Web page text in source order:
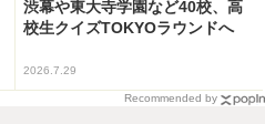
渋幕や東大寺学園など40校、高
校生クイズTOKYOラウンドへ
2026.7.29
Recommended by